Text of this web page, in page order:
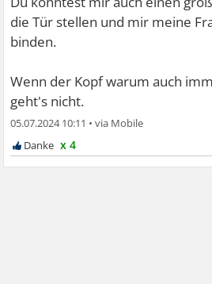
die Tür stellen und mir meine
binden.
Wenn der Kopf warum auch
geht's nicht.
05.07.2024 10:11 •
x 4